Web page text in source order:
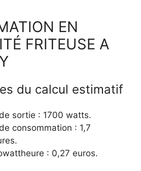
EN
FRITEUSE A
du calcul estimatif
sortie : 1700 watts.
consommation : 1,7
: 0,27 euros.